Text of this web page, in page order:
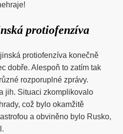
protiofenzíva
protiofenzíva konečně
dobře. Alespoň to zatím tak
rozporuplné zprávy.
jih. Situaci zkomplikovalo
což bylo okamžitě
a obviněno bylo Rusko,